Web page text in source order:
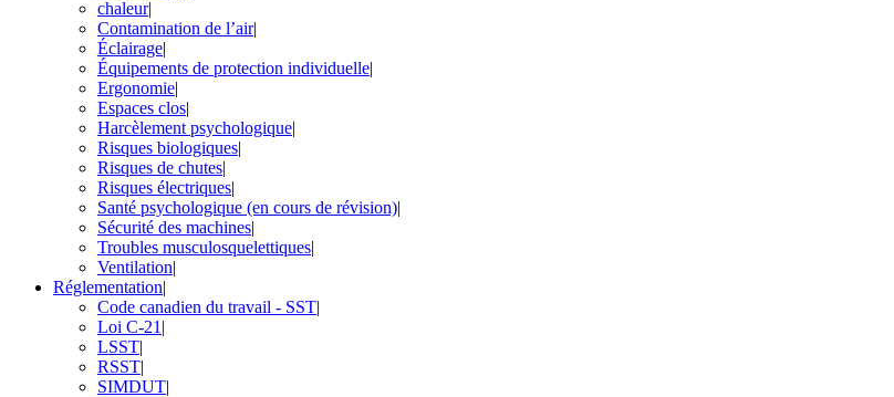
chaleur|
Contamination de l’air|
Éclairage|
Équipements de protection individuelle|
Ergonomie|
Espaces clos|
Harcèlement psychologique|
Risques biologiques|
Risques de chutes|
Risques électriques|
Santé psychologique (en cours de révision)|
Sécurité des machines|
Troubles musculosquelettiques|
Ventilation|
Réglementation|
Code canadien du travail ‑ SST|
Loi C-21 |
LSST|
RSST|
SIMDUT|